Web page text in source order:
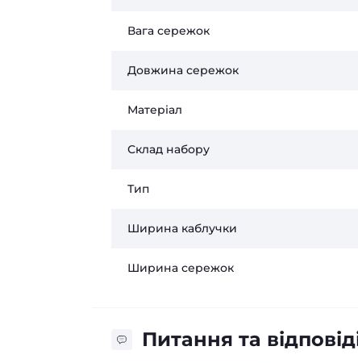
Вага сережок
Довжина сережок
Матеріал
Склад набору
Тип
Ширина каблучки
Ширина сережок
Питання та